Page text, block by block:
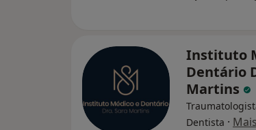
Instituto
Dentário
Martins
Dentista · Mais